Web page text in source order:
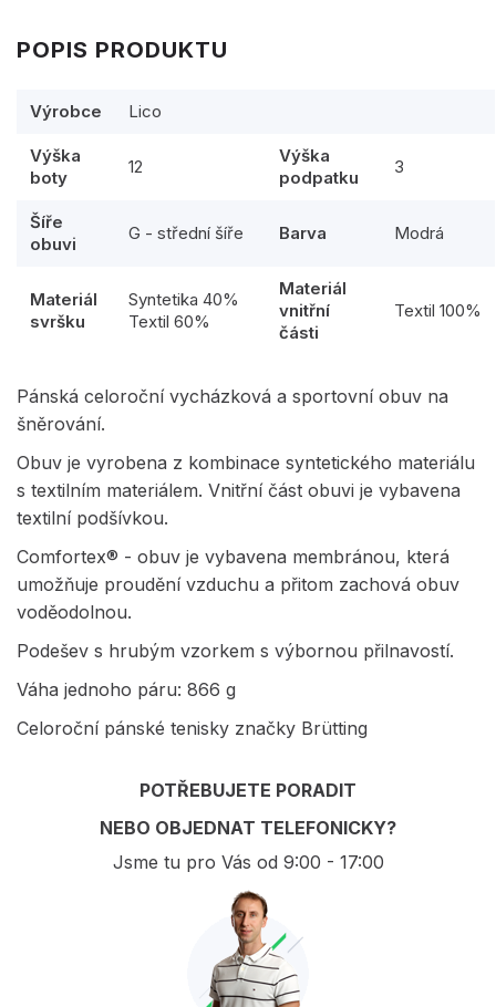
POPIS PRODUKTU
Výrobce Lico
Výška
boty
12
Výška
podpatku
3
Šíře
obuvi
G - střední šíře Barva Modrá
Materiál
svršku
Syntetika 40%
Textil 60%
Materiál
vnitřní
části
Textil 100%
Pánská celoroční vycházková a sportovní obuv na
šněrování.
Obuv je vyrobena z kombinace syntetického materiálu
s textilním materiálem. Vnitřní část obuvi je vybavena
textilní podšívkou.
Comfortex® - obuv je vybavena membránou, která
umožňuje proudění vzduchu a přitom zachová obuv
voděodolnou.
Podešev s hrubým vzorkem s výbornou přilnavostí.
Váha jednoho páru: 866 g
Celoroční pánské tenisky značky Brütting
POTŘEBUJETE PORADIT
NEBO OBJEDNAT TELEFONICKY?
Jsme tu pro Vás od 9:00 - 17:00